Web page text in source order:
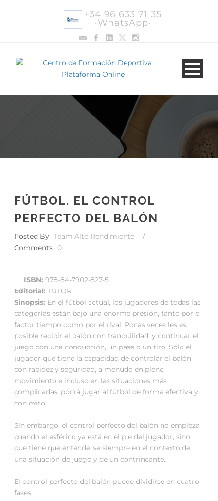
+34 96 633 71 35
·WhatsApp·
FÚTBOL. EL CONTROL
PERFECTO DEL BALÓN
Posted By Team Alto Rendimiento
/
Comments
0
ISBN: 978-84-7902-827-5
Editorial: TUTOR
Sinopsis: En el fútbol actual, los jugadores de todas las
categorías están bajo una enorme presión, tanto por el
factor tiempo como por el rival. Pocas veces les es
posible recibir el balón con tranquilidad, y continuar el
juego con una conducción, un pase o un tiro. Sólo el
jugador que tiene la capacidad de controlar el balón
con rapidez y seguridad, a menudo en pleno
movimiento e incluso en las situaciones más
complicadas, podrá jugar al fútbol de forma efectiva y
con éxito.
Sin embargo, el control perfecto del balón no empieza
cuando el esférico ya está en el pie del jugador, sino
que tiene que entenderse siempre en el contexto de
una situación de juego y de un contrincante.
El control perfecto del balón puede dividirse en cuatro
fases.